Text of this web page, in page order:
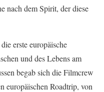
nach dem Spirit, der diese
erste europäische
und des Lebens am
begab sich die Filmcrew
europäischen Roadtrip, von